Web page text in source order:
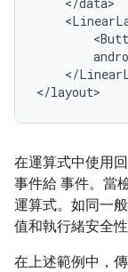
</
在運算式中使用
事件給 事件。當
運算式。如同一
值和執行緒安全
在上述範例中，